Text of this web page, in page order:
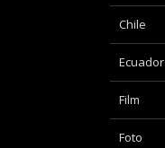
Chile
Ecuador
Film
Foto